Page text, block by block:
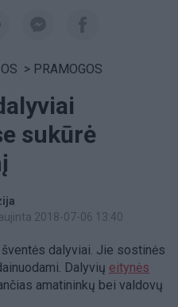
> PRAMOGOS
sukūrė
2018-07-06 13:40
dalyviai. Jie sostinės
Dalyvių eitynės
amatininkų bei valdovų